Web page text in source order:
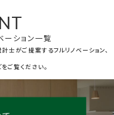
ーション一覧
士がご提案するフルリノベーション、
ご覧ください。